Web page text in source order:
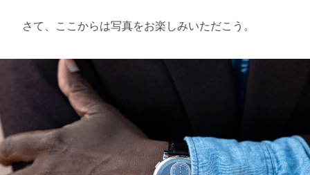
さて、ここからは写真をお楽しみいただこう。